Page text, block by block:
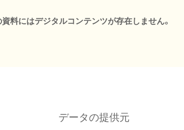
資料にはデジタルコンテンツが存在しません。
データの提供元